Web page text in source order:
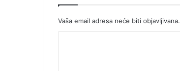
Vaša email adresa neće biti objavljivana.